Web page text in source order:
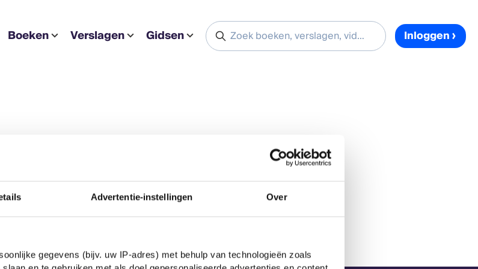
Advertentie-instellingen Over
gegevens (bijv. uw IP-adres) met behulp van technologieën zoals
Boeken Verslagen Gidsen Inloggen